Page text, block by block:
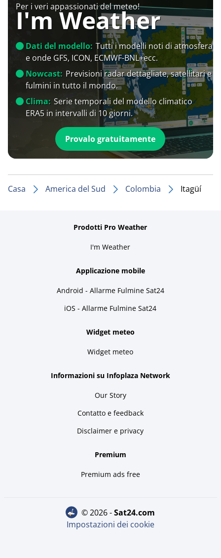
Per i veri appassionati del meteo!
I'm Weather
Dati del modello: Tutti i modelli noti di atmosfera
e onde GFS, ICON, ECMWF-BNL+ecc.
Nowcast: Previsioni radar dettagliate, satellitari e
fulmini in tutto il mondo.
Clima: Serie temporali del modello climatico
ERA5 in intervalli di 10 giorni.
Provalo gratuitamente
Casa America del Sud Colombia Itagüí
Prodotti Pro Weather
I'm Weather
Applicazione mobile
Android - Allarme Fulmine Sat24
iOS - Allarme Fulmine Sat24
Widget meteo
Widget meteo
Informazioni su Infoplaza Network
Our Story
Contatto e feedback
Disclaimer e privacy
Premium
Premium ads free
© 2026 - sat24.com
Impostazioni dei cookie